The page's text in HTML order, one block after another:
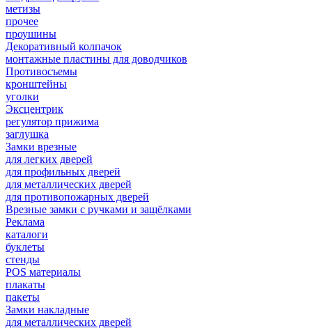
метизы
прочее
проушины
Декоративный колпачок
монтажные пластины для доводчиков
Противосъемы
кронштейны
уголки
Эксцентрик
регулятор прижима
заглушка
Замки врезные
для легких дверей
для профильных дверей
для металлических дверей
для противопожарных дверей
Врезные замки с ручками и защёлками
Реклама
каталоги
буклеты
стенды
POS материалы
плакаты
пакеты
Замки накладные
для металлических дверей